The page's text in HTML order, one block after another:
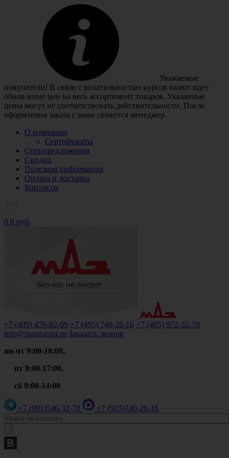
Уважаемые
покупатели! В связи с волатильностью курсов валют идет
обновление цен на весь ассортимент товаров. Указанные
цены могут не соответствовать действительности. После
оформления заказа с вами свяжется менеджер.
О компании
Сертификаты
Спецпредложения
Скидки
Полезная информация
Оплата и доставка
Контакты
0 0 руб.
+7 (499) 476-82-09 +7 (495) 740-26-16 +7 (495) 972-32-70
info@mazgarant.ru Заказать звонок
пн-чт 9:00-18:00,
пт 9:00-17:00,
сб 9:00-14:00
+7 (901)546-32-70 +7 (925)740-26-16